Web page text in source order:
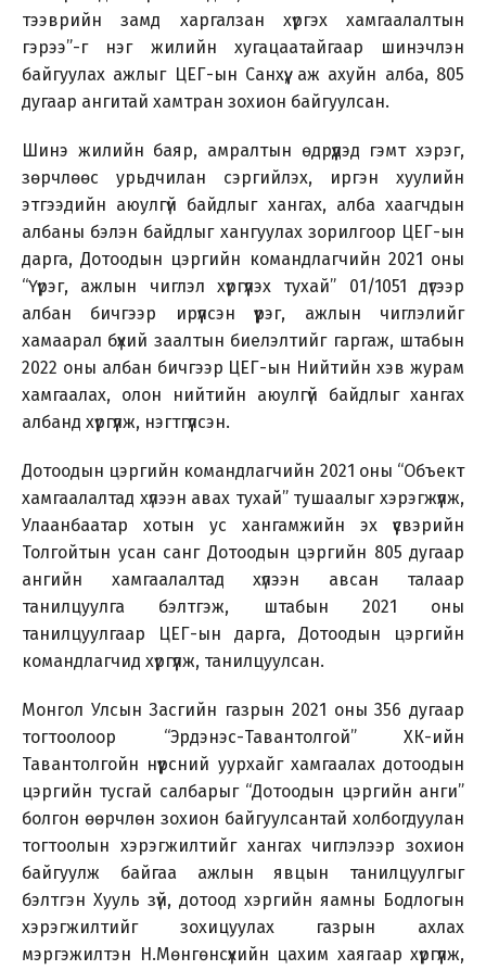
тээврийн замд харгалзан хүргэх хамгаалалтын
гэрээ”-г нэг жилийн хугацаатайгаар шинэчлэн
байгуулах ажлыг ЦЕГ-ын Санхүү, аж ахуйн алба, 805
дугаар ангитай хамтран зохион байгуулсан.
Шинэ жилийн баяр, амралтын өдрүүдэд гэмт хэрэг,
зөрчлөөс урьдчилан сэргийлэх, иргэн хуулийн
этгээдийн аюулгүй байдлыг хангах, алба хаагчдын
албаны бэлэн байдлыг хангуулах зорилгоор ЦЕГ-ын
дарга, Дотоодын цэргийн командлагчийн 2021 оны
“Үүрэг, ажлын чиглэл хүргүүлэх тухай” 01/1051 дүгээр
албан бичгээр ирүүлсэн үүрэг, ажлын чиглэлийг
хамаарал бүхий заалтын биелэлтийг гаргаж, штабын
2022 оны албан бичгээр ЦЕГ-ын Нийтийн хэв журам
хамгаалах, олон нийтийн аюулгүй байдлыг хангах
албанд хүргүүлж, нэгтгүүлсэн.
Дотоодын цэргийн командлагчийн 2021 оны “Объект
хамгаалалтад хүлээн авах тухай” тушаалыг хэрэгжүүлж,
Улаанбаатар хотын ус хангамжийн эх үүсвэрийн
Толгойтын усан санг Дотоодын цэргийн 805 дугаар
ангийн хамгаалалтад хүлээн авсан талаар
танилцуулга бэлтгэж, штабын 2021 оны
танилцуулгаар ЦЕГ-ын дарга, Дотоодын цэргийн
командлагчид хүргүүлж, танилцуулсан.
Монгол Улсын Засгийн газрын 2021 оны 356 дугаар
тогтоолоор “Эрдэнэс-Тавантолгой” ХК-ийн
Тавантолгойн нүүрсний уурхайг хамгаалах дотоодын
цэргийн тусгай салбарыг “Дотоодын цэргийн анги”
болгон өөрчлөн зохион байгуулсантай холбогдуулан
тогтоолын хэрэгжилтийг хангах чиглэлээр зохион
байгуулж байгаа ажлын явцын танилцуулгыг
бэлтгэн Хууль зүй, дотоод хэргийн яамны Бодлогын
хэрэгжилтийг зохицуулах газрын ахлах
мэргэжилтэн Н.Мөнгөнсүхийн цахим хаягаар хүргүүлж,